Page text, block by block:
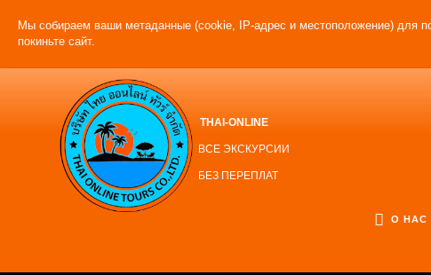
Мы собираем ваши метаданные (cookie, IP-адрес и местоположение) для
покиньте сайт.
THAI-ONLINE
ВСЕ ЭКСКУРСИИ
БЕЗ ПЕРЕПЛАТ
О НАС